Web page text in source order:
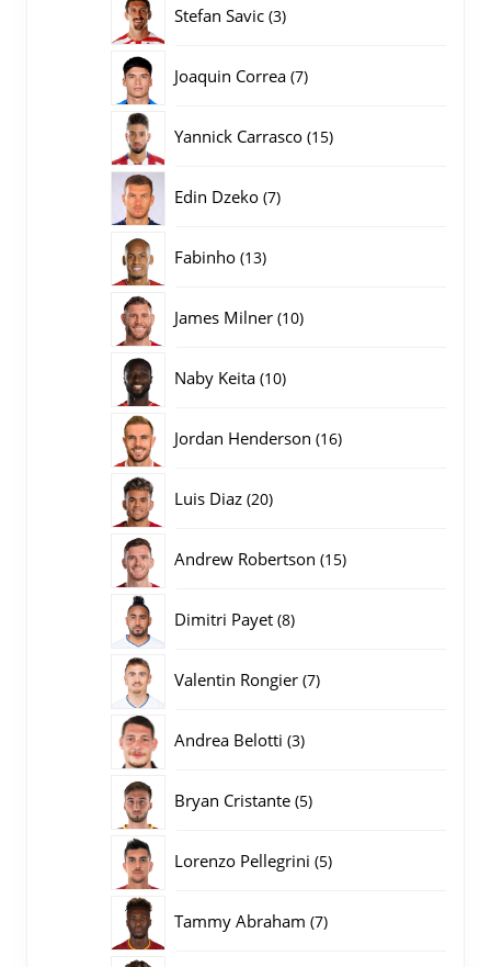
Stefan Savic 33
Joaquin Correa 77
Yannick Carrasco 1515
Edin Dzeko 77
Fabinho 1313
James Milner 1010
Naby Keita 1010
Jordan Henderson 1616
Luis Diaz 2020
Andrew Robertson 1515
Dimitri Payet 88
Valentin Rongier 77
Andrea Belotti 33
Bryan Cristante 55
Lorenzo Pellegrini 55
Tammy Abraham 77